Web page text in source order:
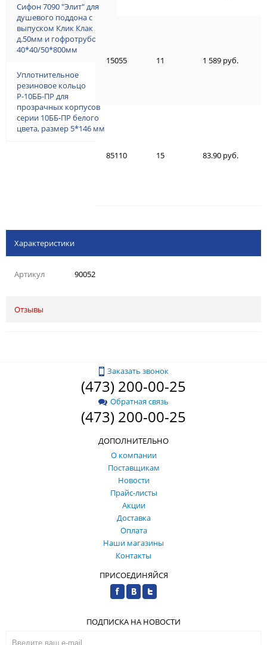
Сифон 7090 "Элит" для
душевого поддона с
выпуском Клик Клак
д.50мм и гофротрубой
40*40/50*800мм
Уплотнительное
резиновое кольцо
Р-10ББ-ПР для
прозрачных корпусов
серии 10ББ-ПР белого
цвета, размер 5*146 мм
15055 11 1 589 руб.
85110 15 83.90 руб.
Характеристики
Артикул 90052
Отзывы
Заказать звонок
(473) 200-00-25
Обратная связь
(473) 200-00-25
ДОПОЛНИТЕЛЬНО
О компании
Поставщикам
Новости
Прайс-листы
Акции
Доставка
Оплата
Наши магазины
Контакты
ПРИСОЕДИНЯЙСЯ
ПОДПИСКА НА НОВОСТИ